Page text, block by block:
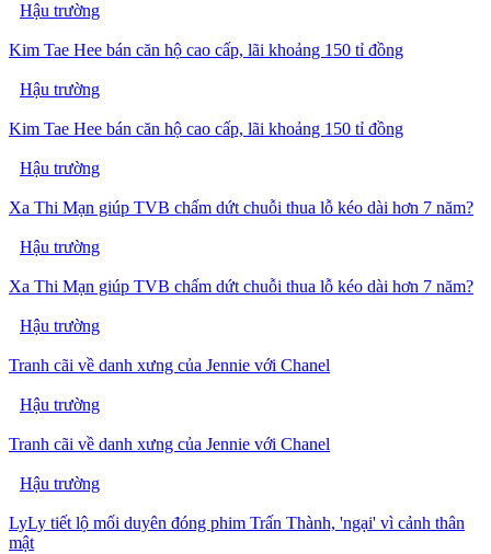
Hậu trường
Kim Tae Hee bán căn hộ cao cấp, lãi khoảng 150 tỉ đồng
Hậu trường
Kim Tae Hee bán căn hộ cao cấp, lãi khoảng 150 tỉ đồng
Hậu trường
Xa Thi Mạn giúp TVB chấm dứt chuỗi thua lỗ kéo dài hơn 7 năm?
Hậu trường
Xa Thi Mạn giúp TVB chấm dứt chuỗi thua lỗ kéo dài hơn 7 năm?
Hậu trường
Tranh cãi về danh xưng của Jennie với Chanel
Hậu trường
Tranh cãi về danh xưng của Jennie với Chanel
Hậu trường
LyLy tiết lộ mối duyên đóng phim Trấn Thành, 'ngại' vì cảnh thân
mật